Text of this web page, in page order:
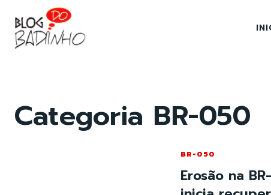
Categoria BR-050
BR-050
Erosão na